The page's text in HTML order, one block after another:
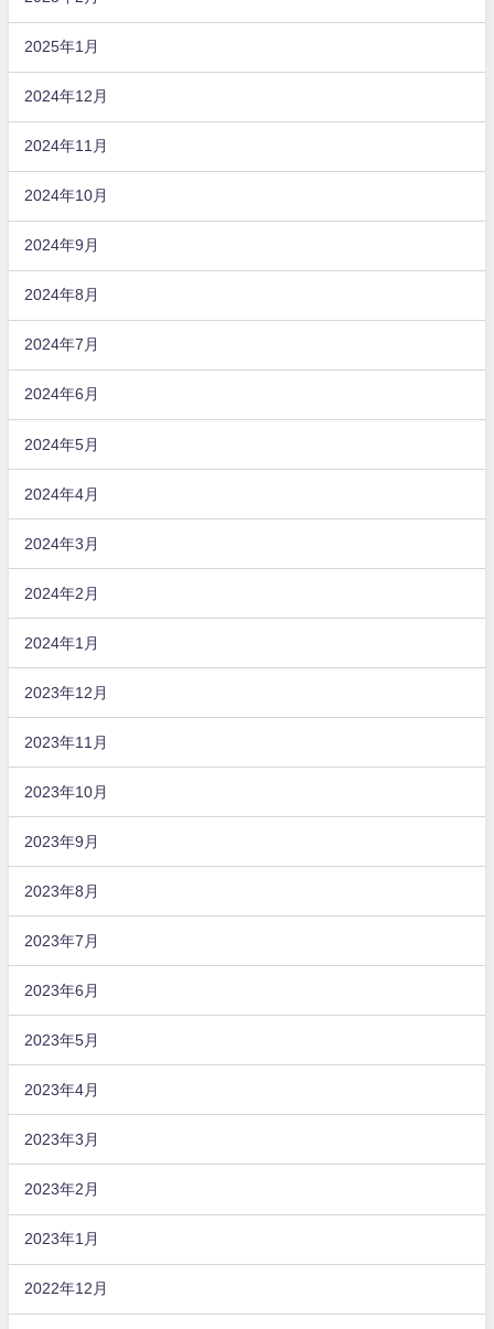
2025年1月
2024年12月
2024年11月
2024年10月
2024年9月
2024年8月
2024年7月
2024年6月
2024年5月
2024年4月
2024年3月
2024年2月
2024年1月
2023年12月
2023年11月
2023年10月
2023年9月
2023年8月
2023年7月
2023年6月
2023年5月
2023年4月
2023年3月
2023年2月
2023年1月
2022年12月